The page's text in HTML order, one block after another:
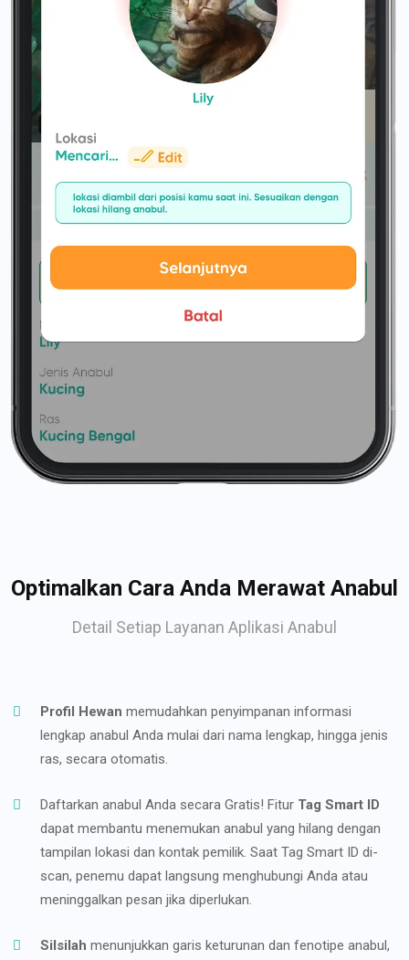
Optimalkan Cara Anda Merawat Anabul
Detail Setiap Layanan Aplikasi Anabul
Profil Hewan memudahkan penyimpanan informasi
lengkap anabul Anda mulai dari nama lengkap, hingga jenis
ras, secara otomatis.
Daftarkan anabul Anda secara Gratis! Fitur Tag Smart ID
dapat membantu menemukan anabul yang hilang dengan
tampilan lokasi dan kontak pemilik. Saat Tag Smart ID di-
scan, penemu dapat langsung menghubungi Anda atau
meninggalkan pesan jika diperlukan.
Silsilah menunjukkan garis keturunan dan fenotipe anabul,